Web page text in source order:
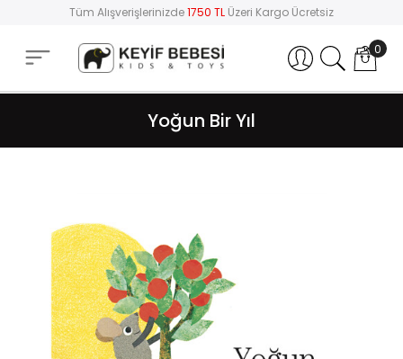
Tüm Alışverişlerinizde1750 TL Üzeri Kargo Ücretsiz
Hesabım 0
Yoğun Bir Yıl